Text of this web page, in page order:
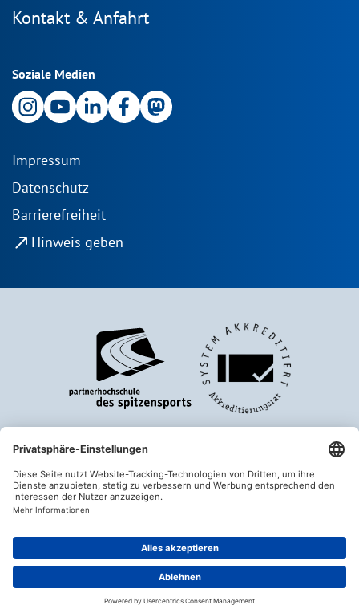
Kontakt & Anfahrt
Soziale Medien
Impressum
Datenschutz
Barrierefreiheit
north_east Hinweis geben